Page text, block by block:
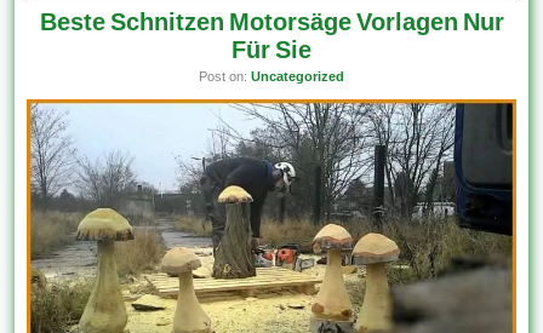
Beste Schnitzen Motorsäge Vorlagen Nur
Für Sie
Post on: Uncategorized